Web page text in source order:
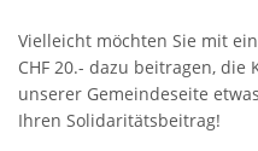
Vielleicht möchten Sie mit
CHF 20.- dazu beitragen,
unserer Gemeindeseite
Ihren Solidaritätsbeitrag!